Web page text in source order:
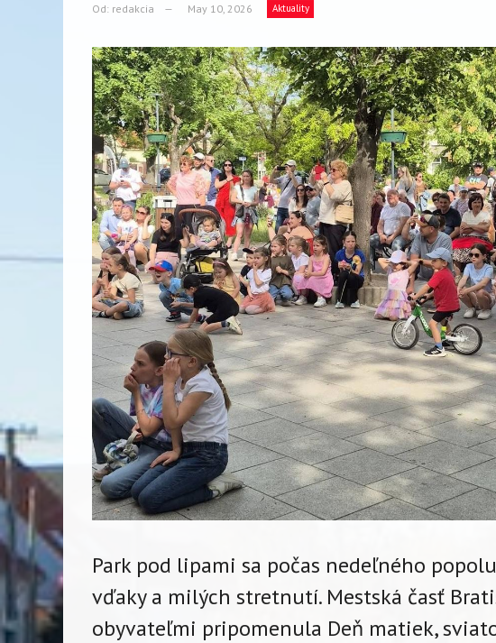
Od: redakcia May 10, 2026 Aktuality
Park pod lipami sa počas nedeľného
vďaky a milých stretnutí. Mestská časť
obyvateľmi pripomenula Deň matiek,